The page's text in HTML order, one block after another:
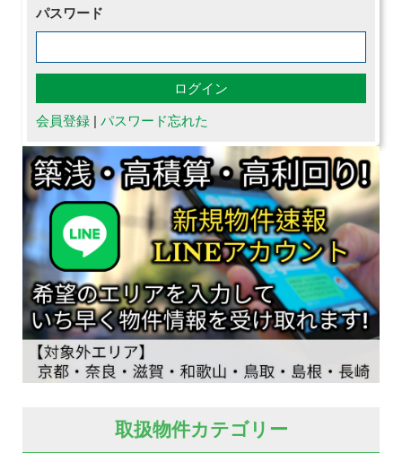
パスワード
会員登録 | パスワード忘れた
取扱物件カテゴリー